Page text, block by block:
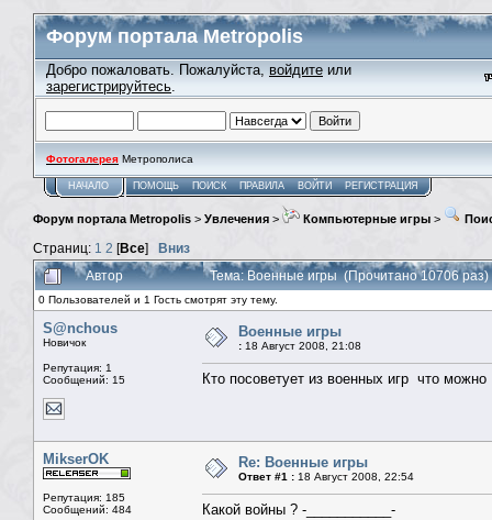
Форум портала Metropolis
Добро пожаловать. Пожалуйста, войдите или
зарегистрируйтесь.
Фотогалерея Метрополиса
НАЧАЛО ПОМОЩЬ ПОИСК ПРАВИЛА ВОЙТИ РЕГИСТРАЦИЯ
Форум портала Metropolis > Увлечения > Компьютерные игры >
Страниц: 1 2 [Все]
Вниз
Автор
Тема: Военные игры (Прочитано 10706 раз)
0 Пользователей и 1 Гость смотрят эту тему.
S@nchous
Новичок
Репутация: 1
Сообщений: 15
Военные игры
: 18 Август 2008, 21:08
Кто посоветует из военных игр что
MikserOK
Репутация: 185
Сообщений: 484
Re: Военные игры
Ответ #1 : 18 Август 2008, 22:54
Какой войны ? -___________-